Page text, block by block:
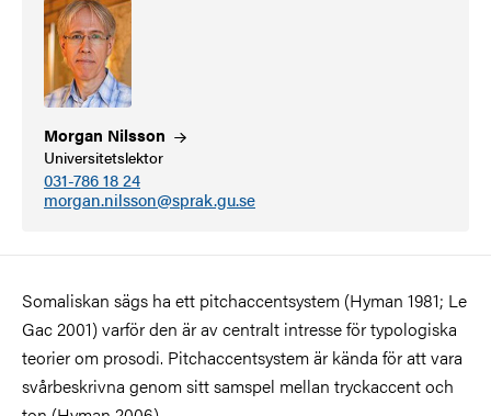
Morgan Nilsson
Universitetslektor
031-786 18 24
morgan.nilsson@sprak.gu.se
Somaliskan sägs ha ett pitchaccentsystem (Hyman 1981; Le
Gac 2001) varför den är av centralt intresse för typologiska
teorier om prosodi. Pitchaccentsystem är kända för att vara
svårbeskrivna genom sitt samspel mellan tryckaccent och